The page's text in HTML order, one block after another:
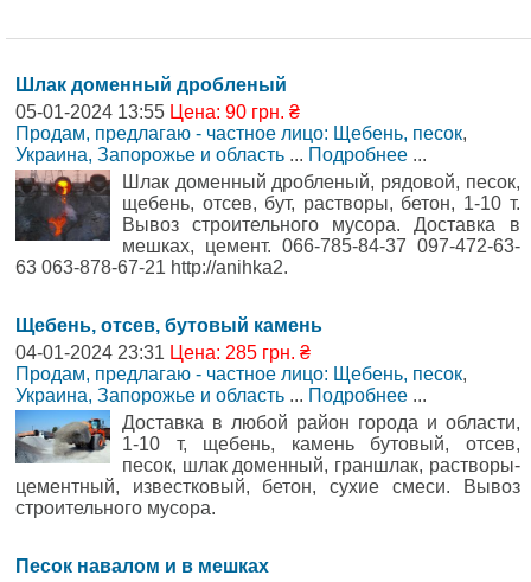
Шлак доменный дробленый
05-01-2024 13:55 Цена: 90 грн. ₴
Продам, предлагаю - частное лицо: Щебень, песок,
Украина, Запорожье и область ... Подробнее ...
Шлак доменный дробленый, рядовой, песок,
щебень, отсев, бут, растворы, бетон, 1-10 т.
Вывоз строительного мусора. Доставка в
мешках, цемент. 066-785-84-37 097-472-63-
63 063-878-67-21 http://anihka2.
Щебень, отсев, бутовый камень
04-01-2024 23:31 Цена: 285 грн. ₴
Продам, предлагаю - частное лицо: Щебень, песок,
Украина, Запорожье и область ... Подробнее ...
Доставка в любой район города и области,
1-10 т, щебень, камень бутовый, отсев,
песок, шлак доменный, граншлак, растворы-
цементный, известковый, бетон, сухие смеси. Вывоз
строительного мусора.
Песок навалом и в мешках